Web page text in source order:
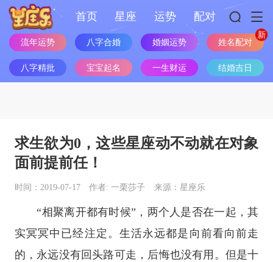
首页 星座 运势 配对
流年运势 八字合婚 婚姻运势 姓名配对
八字精批 宝宝起名 一生财运 结婚吉日
求生欲为0，这些星座动不动就在对象
面前提前任！
时间：2019-07-17 作者: 一栗莎子 来源：星座乐
“相聚离开都有时候”，两个人是否在一起，其
实冥冥中已经注定。生活永远都是向前看向前走
的，永远没有回头路可走，后悔也没有用。但是十